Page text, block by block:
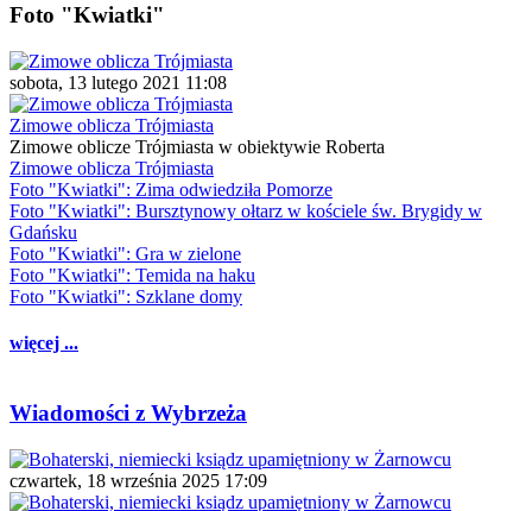
Foto "Kwiatki"
sobota, 13 lutego 2021 11:08
Zimowe oblicza Trójmiasta
Zimowe oblicze Trójmiasta w obiektywie Roberta
Zimowe oblicza Trójmiasta
Foto "Kwiatki": Zima odwiedziła Pomorze
Foto "Kwiatki": Bursztynowy ołtarz w kościele św. Brygidy w
Gdańsku
Foto "Kwiatki": Gra w zielone
Foto "Kwiatki": Temida na haku
Foto "Kwiatki": Szklane domy
więcej ...
Wiadomości z Wybrzeża
czwartek, 18 września 2025 17:09